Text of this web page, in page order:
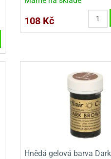
SKLENĚNÉ DÓZY
VAKUOVÉ
PRO FANOUŠKY
PRO FANOUŠKY
108 Kč
Hnědá gelová barva